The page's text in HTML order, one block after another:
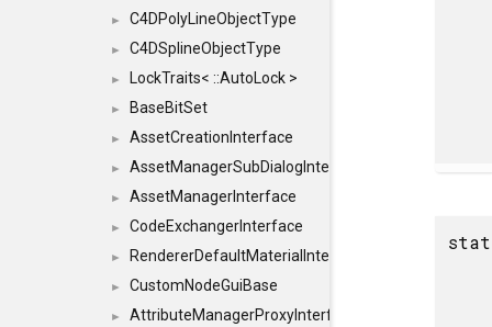
► C4DPolyLineObjectType
► C4DSplineObjectType
► LockTraits< ::AutoLock >
► BaseBitSet
► AssetCreationInterface
► AssetManagerSubDialogInterface
► AssetManagerInterface
► CodeExchangerInterface
► RendererDefaultMaterialInterface
► CustomNodeGuiBase
► AttributeManagerProxyInterface